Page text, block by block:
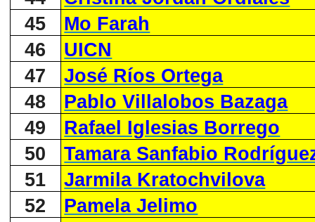
45
Mo Farah
46
UICN
47
José Ríos Ortega
48
Pablo Villalobos Bazaga
49
Rafael Iglesias Borrego
50
Tamara Sanfabio
51
Jarmila Kratochvilova
52
Pamela Jelimo